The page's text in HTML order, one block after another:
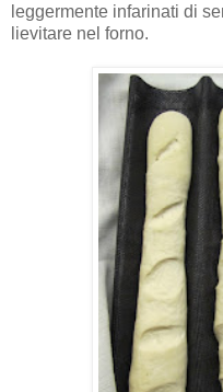
leggermente infarinati di
lievitare nel forno.